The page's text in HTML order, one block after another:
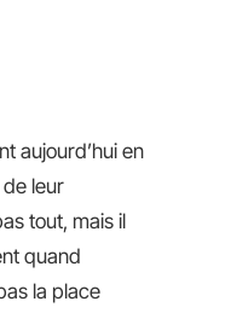
aujourd’hui en
leur
tout, mais il
quand
la place